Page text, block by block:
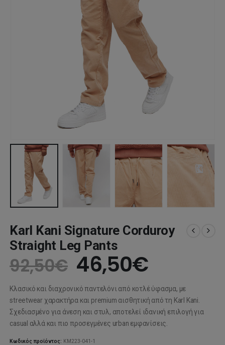
Karl Kani Signature Corduroy
Straight Leg Pants
92,50€ Original
price
was:
92,50€.
46,50€Η
τιμή
είναι:
Κλασικό και διαχρονικό παντελόνι από κοτλέ ύφασμα, με
streetwear χαρακτήρα και premium αισθητική από τη Karl Kani.
Σχεδιασμένο για άνεση και στυλ, αποτελεί ιδανική επιλογή για
casual αλλά και πιο προσεγμένες urban εμφανίσεις.
Κωδικός προϊόντος: KM223-041-1